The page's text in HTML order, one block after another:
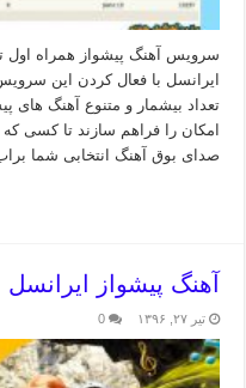
سرویس آهنگ پیشواز همراه اول
ایرانسل با فعال کردن این
تعداد بیشمار و متنوع آهنگ های
امکان را فراهم سازند تا کسی
صدای بوق آهنگ انتخابی شما
آهنگ پیشواز ایرانسل
تیر ۲۷, ۱۳۹۶ 0